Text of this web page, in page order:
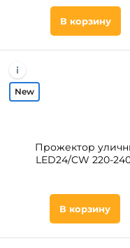
В корзину
Прожектор
LED24/CW 220-
В корзину